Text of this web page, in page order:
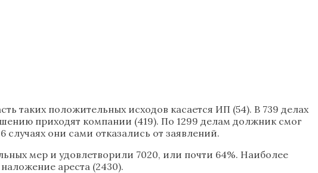
таких положительных исходов касается ИП (54). В 739 делах
приходят компании (419). По 1299 делам должник смог
случаях они сами отказались от заявлений.
мер и удовлетворили 7020, или почти 64%. Наиболее
ареста (2430).